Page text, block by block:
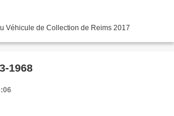
Véhicule de Collection de Reims 2017
1968